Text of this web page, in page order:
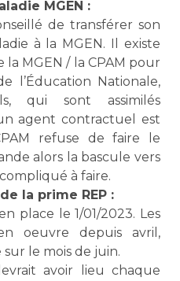
MGEN :
de transférer son
à la MGEN. Il existe
MGEN / la CPAM pour
l’Éducation Nationale,
qui sont assimilés
agent contractuel est
refuse de faire le
alors la bascule vers
à faire.
la prime REP :
place le 1/01/2023. Les
oeuvre depuis avril,
le mois de juin.
avoir lieu chaque